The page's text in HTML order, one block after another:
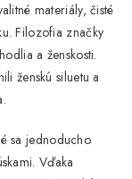
materiály, čisté
Filozofia značky
a ženskosti.
ženskú siluetu a
sa jednoducho
Vďaka